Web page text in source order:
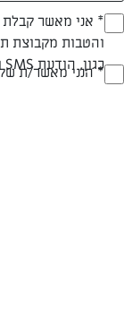
(חובה)* אני מאשר קבלת
והטבות מקבוצת
כגון, הודעת SMS וואטסאפ, מייל(חובה)
* הנני מאשר/ת